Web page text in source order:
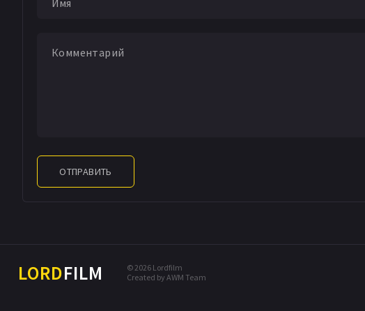
ОТПРАВИТЬ
LORDFILM
© 2026 Lordfilm
Created by AWM Team